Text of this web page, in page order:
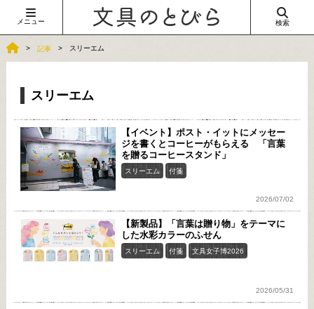
メニュー 検索
記事 スリーエム
スリーエム
【イベント】ポスト・イットにメッセー
ジを書くとコーヒーがもらえる 「言葉
を贈るコーヒースタンド」
スリーエム 付箋
2026/07/02
【新製品】「言葉は贈り物」をテーマに
した水彩カラーのふせん
スリーエム 付箋 文具女子博2026
2026/05/31